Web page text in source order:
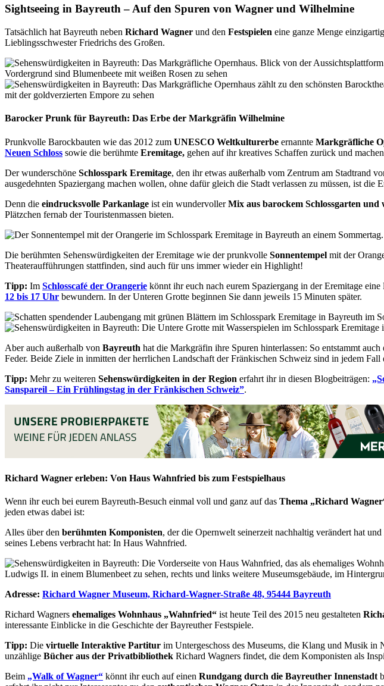
Sightseeing in Bayreuth – Auf den Spuren von Wagner und Wilhelmine
Tatsächlich hat Bayreuth neben Richard Wagner und den Festspielen eine ganze Menge
Lieblingsschwester Friedrichs des Großen.
Barocker Prunk für Bayreuth: Das Erbe der Markgräfin Wilhelmine
Prunkvolle Barockbauten wie das 2012 zum UNESCO Weltkulturerbe ernannte Markgräfliche
Neuen Schloss sowie die berühmte Eremitage, gehen auf ihr kreatives Schaffen zurück und
Der wunderschöne Schlosspark Eremitage, den ihr etwas außerhalb vom Zentrum am Stadtrand
ausgedehnten Spaziergang machen wollen, ohne dafür gleich die Stadt verlassen zu müssen, ist die
Denn die eindrucksvolle Parkanlage ist ein wundervollerMix aus barockem Schlossgarten
Plätzchen fernab der Touristenmassen bieten.
Die berühmten Sehenswürdigkeiten der Eremitage wie der prunkvolle Sonnentempel mit der
Theateraufführungen stattfinden, sind auch für uns immer wieder ein Highlight!
Tipp: Im Schlosscafé der Orangerie könnt ihr euch nach eurem Spaziergang in der Eremitage eine
12 bis 17 Uhr bewundern. In der Unteren Grotte beginnen Sie dann jeweils 15 Minuten später.
Aber auch außerhalb von Bayreuth hat die Markgräfin ihre Spuren hinterlassen: So entstammt
Feder. Beide Ziele in inmitten der herrlichen Landschaft der Fränkischen Schweiz sind in jedem
Tipp: Mehr zu weiteren Sehenswürdigkeiten in der Region erfahrt ihr in diesen Blogbeiträgen:
Sanspareil – Ein Frühlingstag in der Fränkischen Schweiz”.
Richard Wagner erleben: Von Haus Wahnfried bis zum Festspielhaus
Wenn ihr euch bei eurem Bayreuth-Besuch einmal voll und ganz auf das Thema „Richard Wagn
jeden etwas dabei ist:
Alles über den berühmten Komponisten, der die Opernwelt seinerzeit nachhaltig verändert hat
seines Lebens verbracht hat: In Haus Wahnfried.
Adresse: Richard Wagner Museum, Richard-Wagner-Straße 48, 95444 Bayreuth
Richard Wagners ehemaliges Wohnhaus „Wahnfried“ ist heute Teil des 2015 neu gestalteten
interessante Einblicke in die Geschichte der Bayreuther Festspiele.
Tipp: Die virtuelle Interaktive Partitur im Untergeschoss des Museums, die Klang und Musik in
unzählige Bücher aus der Privatbibliothek Richard Wagners findet, die dem Komponisten als
Beim „Walk of Wagner“ könnt ihr euch auf einen Rundgang durch die Bayreuther Innenstadt